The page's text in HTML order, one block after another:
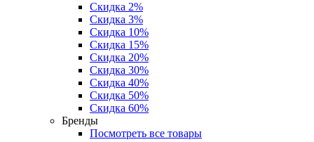
Скидка 2%
Скидка 3%
Скидка 10%
Скидка 15%
Скидка 20%
Скидка 30%
Скидка 40%
Скидка 50%
Скидка 60%
Бренды
Посмотреть все товары